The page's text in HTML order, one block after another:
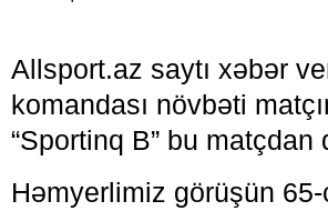
Allsport.az saytı xəbər
komandası növbəti
“Sportinq B” bu matçdan
Həmyerlimiz görüşün